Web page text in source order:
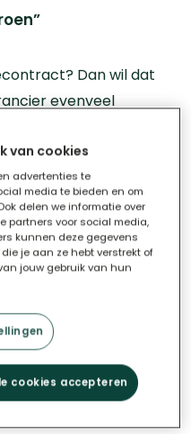
Dan wil dat
evenveel
jij verbruikt.
(eerder gekend
deze praktijk. Je kan
Groencheck.
dan andere
rekenen extra
van groene energie,
energie kan je een
van cookies
advertenties te
media te bieden en om
delen we informatie over
partners voor social media,
kunnen deze gegevens
je aan ze hebt verstrekt of
jouw gebruik van hun
cookies accepteren